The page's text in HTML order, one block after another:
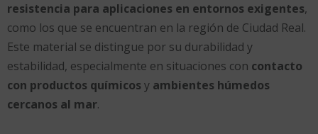
resistencia para aplicaciones en entornos exigentes,
como los que se encuentran en la región de Ciudad Real.
Este material se distingue por su durabilidad y
estabilidad, especialmente en situaciones con contacto
con productos químicos y ambientes húmedos
cercanos al mar.